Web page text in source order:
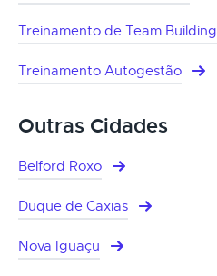
Treinamento de Team Building
Treinamento Autogestão
Outras Cidades
Belford Roxo
Duque de Caxias
Nova Iguaçu